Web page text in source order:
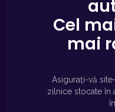
Cel
mai
Asigurați-vă
zilnice stocate în